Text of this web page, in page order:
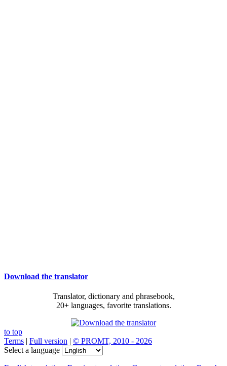
Download the translator
Translator, dictionary and phrasebook,
20+ languages, favorite translations.
to top
Terms | Full version | © PROMT, 2010 - 2026
Select a language